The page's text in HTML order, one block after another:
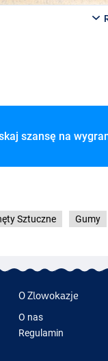
szansę na
Sztuczne Gumy
O Zlowokazje
O nas
Regulamin